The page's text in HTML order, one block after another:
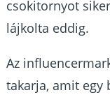
csokitornyot
lájkolta eddig.
Az
takarja, amit egy